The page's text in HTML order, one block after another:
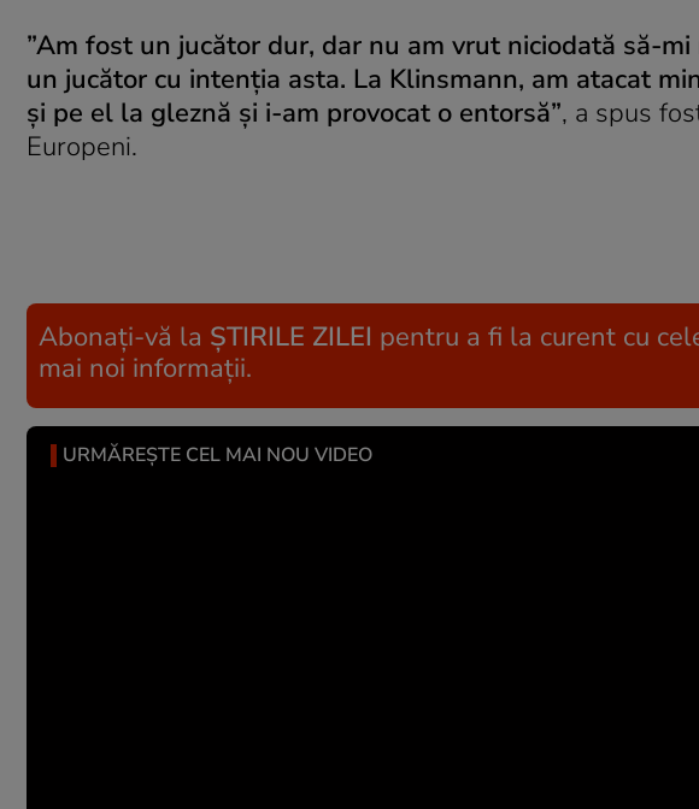
”Am fost un jucător dur, dar nu am vrut niciodată să-
un jucător cu intenţia asta. La Klinsmann, am atacat
şi pe el la gleznă şi i-am provocat o entorsă”, a spus
Europeni.
Abonați-vă la ȘTIRILE ZILEI pentru a fi la curent cu
mai noi informații.
URMĂREȘTE CEL MAI NOU VIDEO